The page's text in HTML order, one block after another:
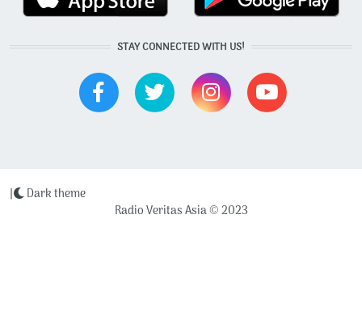
STAY CONNECTED WITH US!
Radio Veritas Asia © 2023
| Dark theme